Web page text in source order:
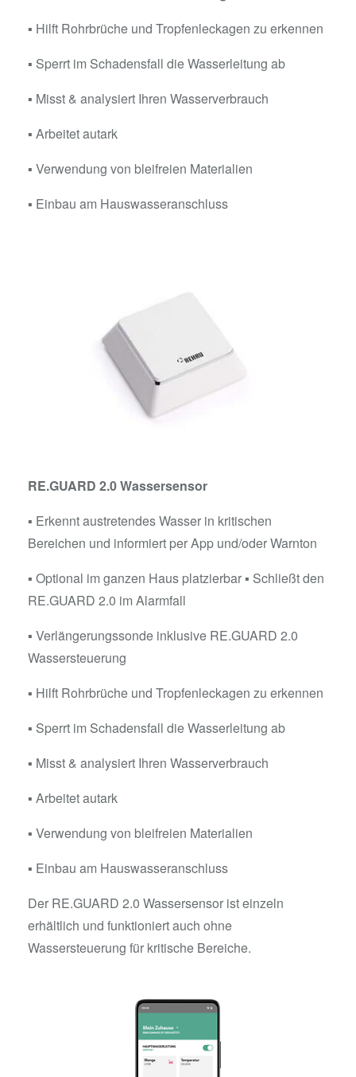
▪ Hilft Rohrbrüche und Tropfenleckagen zu erkennen
▪ Sperrt im Schadensfall die Wasserleitung ab
▪ Misst & analysiert Ihren Wasserverbrauch
▪ Arbeitet autark
▪ Verwendung von bleifreien Materialien
▪ Einbau am Hauswasseranschluss
RE.GUARD 2.0 Wassersensor
▪ Erkennt austretendes Wasser in kritischen
Bereichen und informiert per App und/oder Warnton
▪ Optional im ganzen Haus platzierbar ▪ Schließt den
RE.GUARD 2.0 im Alarmfall
▪ Verlängerungssonde inklusive RE.GUARD 2.0
Wassersteuerung
▪ Hilft Rohrbrüche und Tropfenleckagen zu erkennen
▪ Sperrt im Schadensfall die Wasserleitung ab
▪ Misst & analysiert Ihren Wasserverbrauch
▪ Arbeitet autark
▪ Verwendung von bleifreien Materialien
▪ Einbau am Hauswasseranschluss
Der RE.GUARD 2.0 Wassersensor ist einzeln
erhältlich und funktioniert auch ohne
Wassersteuerung für kritische Bereiche.